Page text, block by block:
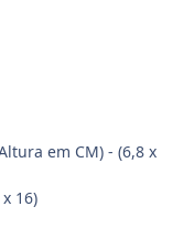
em CM) - (6,8 x
16)